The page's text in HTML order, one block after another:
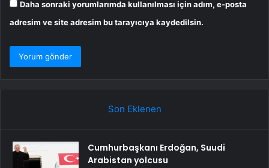
Daha sonraki yorumlarımda kullanılması için adım, e-posta
adresim ve site adresim bu tarayıcıya kaydedilsin.
Son Eklenen
Cumhurbaşkanı Erdoğan, Suudi
Arabistan yolcusu